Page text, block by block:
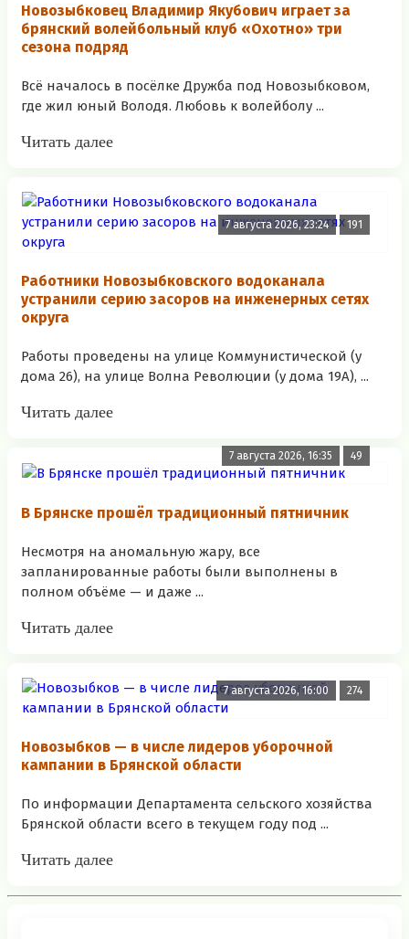
Новозыбковец Владимир Якубович играет за
брянский волейбольный клуб «Охотно» три
сезона подряд
Всё началось в посёлке Дружба под Новозыбковом,
где жил юный Володя. Любовь к волейболу ...
Читать далее
7 августа 2026, 23:24 191
Работники Новозыбковского водоканала
устранили серию засоров на инженерных сетях
округа
Работы проведены на улице Коммунистической (у
дома 26), на улице Волна Революции (у дома 19А), ...
Читать далее
7 августа 2026, 16:35 49
В Брянске прошёл традиционный пятничник
Несмотря на аномальную жару, все
запланированные работы были выполнены в
полном объёме — и даже ...
Читать далее
7 августа 2026, 16:00 274
Новозыбков — в числе лидеров уборочной
кампании в Брянской области
По информации Департамента сельского хозяйства
Брянской области всего в текущем году под ...
Читать далее